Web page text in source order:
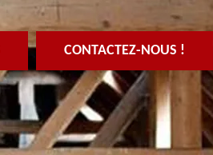
CONTACTEZ-NOUS !